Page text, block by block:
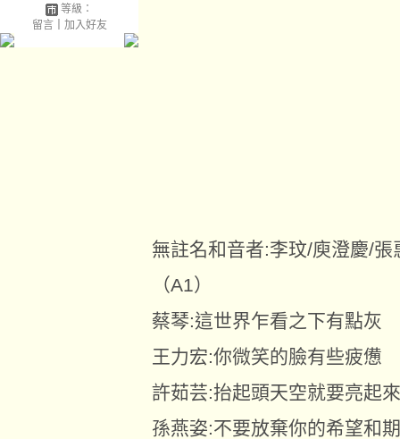
等級：
留言｜ 加入好友
無註名和音者:李玟/庾澄慶/
（A1）
蔡琴:這世界乍看之下有點灰
王力宏:你微笑的臉有些疲憊
許茹芸:抬起頭天空就要亮起來
孫燕姿:不要放棄你的希望和